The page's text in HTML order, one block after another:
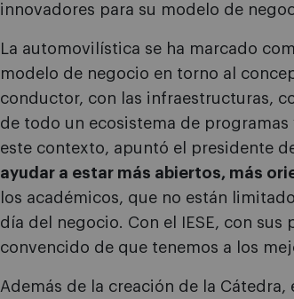
innovadores para su modelo de
La automovilística se ha marcado
modelo de negocio en torno al
conductor, con las infraestructuras,
de todo un ecosistema de
este contexto, apuntó el presidente de
ayudar a estar más abiertos, más
los académicos, que no están
día del negocio. Con el IESE, con
convencido de que tenemos a los
Además de la creación de la